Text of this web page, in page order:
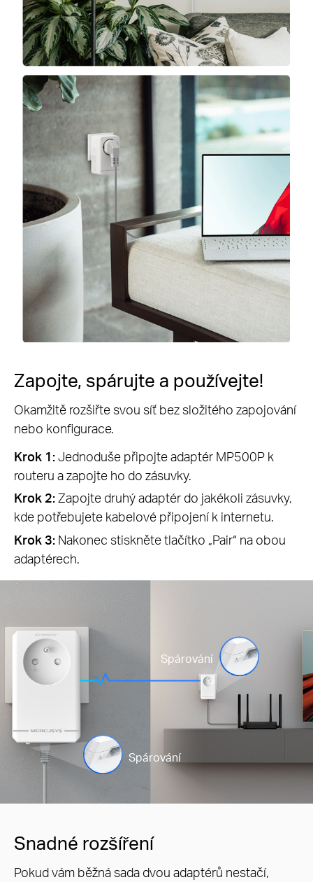
Zapojte, spárujte a používejte!
Okamžitě rozšiřte svou síť bez složitého zapojování
nebo konfigurace.
Krok 1:Jednoduše připojte adaptér MP500P k
routeru a zapojte ho do zásuvky.
Krok 2:Zapojte druhý adaptér do jakékoli zásuvky,
kde potřebujete kabelové připojení k internetu.
Krok 3: Nakonec stiskněte tlačítko „Pair“ na obou
adaptérech.
Spárování
Spárování
Snadné rozšíření
Pokud vám běžná sada dvou adaptérů nestačí,